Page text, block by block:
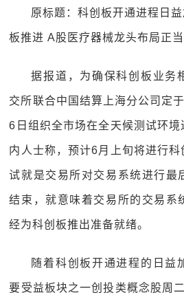
原标题：科创板开通进程日
板推进 A股医疗器械龙头布局正
据报道，为确保科创板业务
交所联合中国结算上海分公司定
6日组织全市场在全天候测试环
内人士称，预计6月上旬将进行科
试就是交易所对交易系统进行最
结束，就意味着交易所的交易系
经为科创板推出准备就绪。
随着科创板开通进程的日益
要受益板块之一创投类概念股周